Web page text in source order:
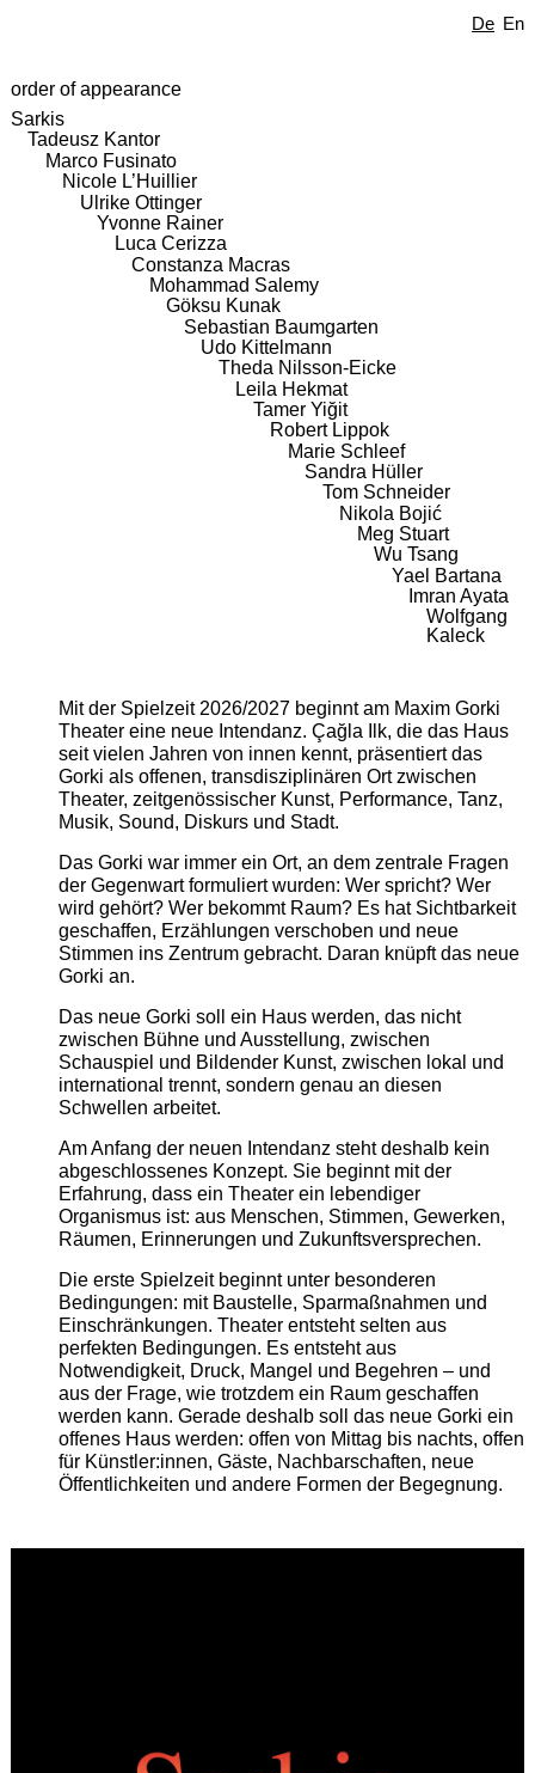
De En
order of appearance
Sarkis
Tadeusz Kantor
Marco Fusinato
Nicole L’Huillier
Ulrike Ottinger
Yvonne Rainer
Luca Cerizza
Constanza Macras
Mohammad Salemy
Göksu Kunak
Sebastian Baumgarten
Udo Kittelmann
Theda Nilsson-Eicke
Leila Hekmat
Tamer Yiğit
Robert Lippok
Marie Schleef
Sandra Hüller
Tom Schneider
Nikola Bojić
Meg Stuart
Wu Tsang
Yael Bartana
Imran Ayata
Wolfgang
Kaleck
Mit der Spielzeit 2026/2027 beginnt am Maxim Gorki
Theater eine neue Intendanz. Çağla Ilk, die das Haus
seit vielen Jahren von innen kennt, präsentiert das
Gorki als offenen, transdisziplinären Ort zwischen
Theater, zeitgenössischer Kunst, Performance, Tanz,
Musik, Sound, Diskurs und Stadt.
Das Gorki war immer ein Ort, an dem zentrale Fragen
der Gegenwart formuliert wurden: Wer spricht? Wer
wird gehört? Wer bekommt Raum? Es hat Sichtbarkeit
geschaffen, Erzählungen verschoben und neue
Stimmen ins Zentrum gebracht. Daran knüpft das neue
Gorki an.
Das neue Gorki soll ein Haus werden, das nicht
zwischen Bühne und Ausstellung, zwischen
Schauspiel und Bildender Kunst, zwischen lokal und
international trennt, sondern genau an diesen
Schwellen arbeitet.
Am Anfang der neuen Intendanz steht deshalb kein
abgeschlossenes Konzept. Sie beginnt mit der
Erfahrung, dass ein Theater ein lebendiger
Organismus ist: aus Menschen, Stimmen, Gewerken,
Räumen, Erinnerungen und Zukunftsversprechen.
Die erste Spielzeit beginnt unter besonderen
Bedingungen: mit Baustelle, Sparmaßnahmen und
Einschränkungen. Theater entsteht selten aus
perfekten Bedingungen. Es entsteht aus
Notwendigkeit, Druck, Mangel und Begehren – und
aus der Frage, wie trotzdem ein Raum geschaffen
werden kann. Gerade deshalb soll das neue Gorki ein
offenes Haus werden: offen von Mittag bis nachts, offen
für Künstler:innen, Gäste, Nachbarschaften, neue
Öffentlichkeiten und andere Formen der Begegnung.